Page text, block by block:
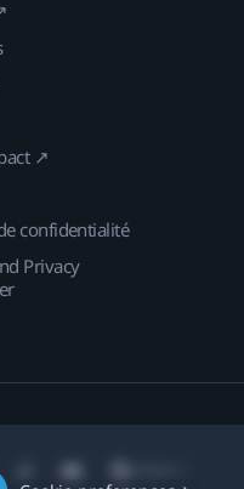
↗
confidentialité
Privacy